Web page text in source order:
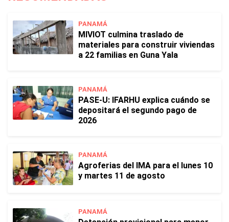
PANAMÁ
MIVIOT culmina traslado de
materiales para construir viviendas
a 22 familias en Guna Yala
PANAMÁ
PASE-U: IFARHU explica cuándo se
depositará el segundo pago de
2026
PANAMÁ
Agroferias del IMA para el lunes 10
y martes 11 de agosto
PANAMÁ